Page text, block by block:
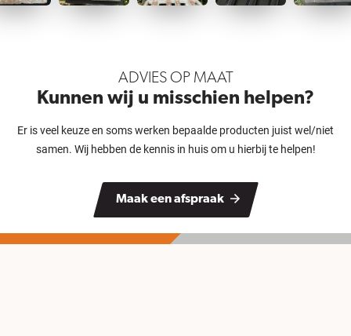
ADVIES OP MAAT
Kunnen wij u misschien helpen?
Er is veel keuze en soms werken bepaalde producten juist wel/niet
samen. Wij hebben de kennis in huis om u hierbij te helpen!
Maak een afspraak